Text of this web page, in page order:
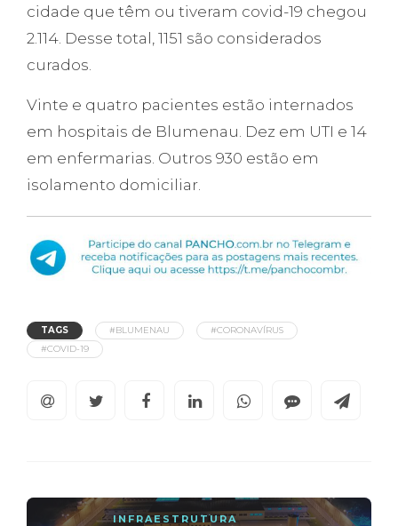
cidade que têm ou tiveram covid-19 chegou
2.114. Desse total, 1151 são considerados
curados.
Vinte e quatro pacientes estão internados
em hospitais de Blumenau. Dez em UTI e 14
em enfermarias. Outros 930 estão em
isolamento domiciliar.
TAGS #BLUMENAU
#CORONAVÍRUS
#COVID-19
INFRAESTRUTURA